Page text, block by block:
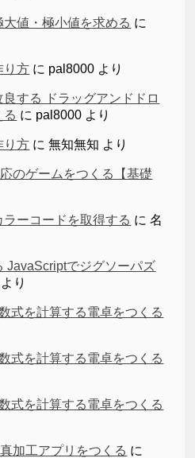
値・極小値を求める に
り方 に pal8000 より
する ドラッグアンドドロ
る に pal8000 より
り方 に無知無知 より
のゲームをつくる【基礎
ーコードを取得する に名
JavaScriptでジグソーパズ
より
式を計算する電卓をつくる
式を計算する電卓をつくる
式を計算する電卓をつくる
加工アプリをつくる に